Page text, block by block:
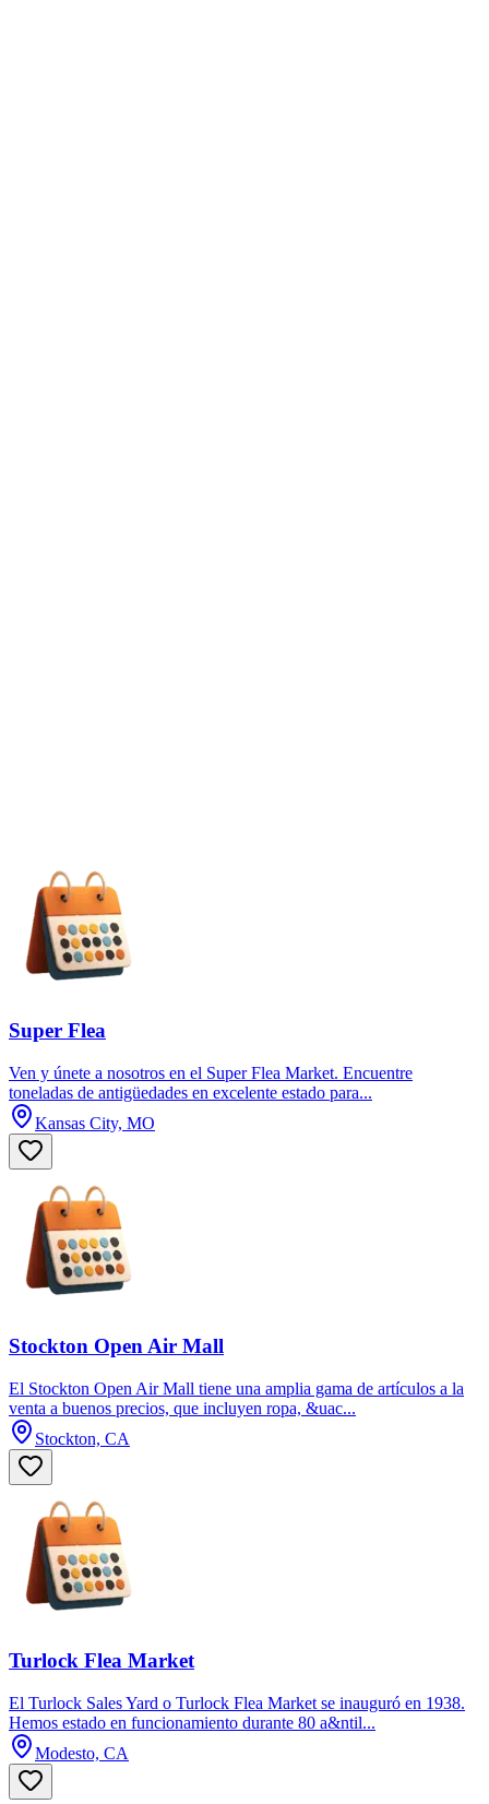
Super Flea
Ven y únete a nosotros en el Super Flea Market. Encuentre
toneladas de antigüedades en excelente estado para...
Kansas City, MO
Stockton Open Air Mall
El Stockton Open Air Mall tiene una amplia gama de artículos a la
venta a buenos precios, que incluyen ropa, &uac...
Stockton, CA
Turlock Flea Market
El Turlock Sales Yard o Turlock Flea Market se inauguró en 1938.
Hemos estado en funcionamiento durante 80 a&ntil...
Modesto, CA